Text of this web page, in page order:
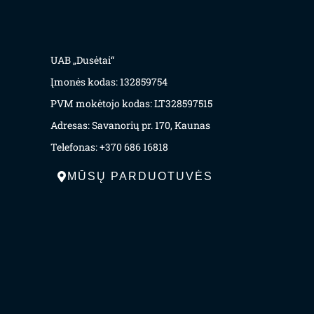
UAB „Dusėtai“
Įmonės kodas: 132859754
PVM mokėtojo kodas: LT328597515
Adresas: Savanorių pr. 170, Kaunas
Telefonas: +370 686 16818
MŪSŲ PARDUOTUVĖS